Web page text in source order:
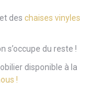
et des chaises vinyles
s’occupe du reste !
disponible à la
!